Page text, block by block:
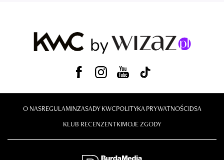
O NASREGULAMINZASADY KWCPOLITYKA PRYWATNOŚCIDSA
KLUB RECENZENTKIMOJE ZGODY